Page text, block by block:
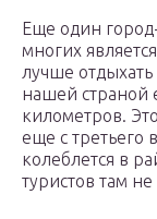
Еще один
многих
лучше
нашей страной
километров.
еще с третьего
колеблется в
туристов там